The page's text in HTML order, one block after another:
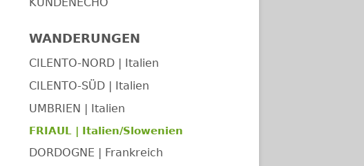
WANDERUNGEN
CILENTO-NORD | Italien
CILENTO-SÜD | Italien
UMBRIEN | Italien
FRIAUL | Italien/Slowenien
DORDOGNE | Frankreich